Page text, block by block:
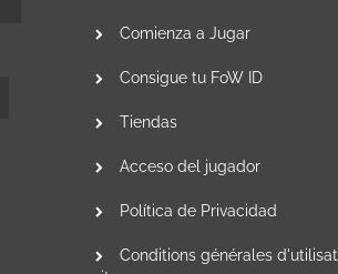
Comienza a Jugar
Consigue tu FoW ID
Tiendas
Acceso del jugador
Política de Privacidad
Conditions générales